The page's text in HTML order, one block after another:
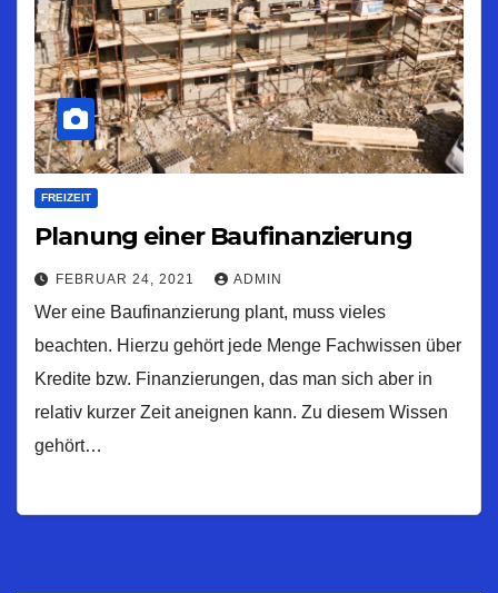
FREIZEIT
Planung einer Baufinanzierung
FEBRUAR 24, 2021 ADMIN
Wer eine Baufinanzierung plant, muss vieles
beachten. Hierzu gehört jede Menge Fachwissen über
Kredite bzw. Finanzierungen, das man sich aber in
relativ kurzer Zeit aneignen kann. Zu diesem Wissen
gehört…